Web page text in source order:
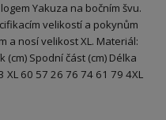
Yakuza na bočním švu.
velikostí a pokynům
a nosí velikost XL. Materiál:
Spodní část (cm) Délka
XL 60 57 26 76 74 61 79 4XL